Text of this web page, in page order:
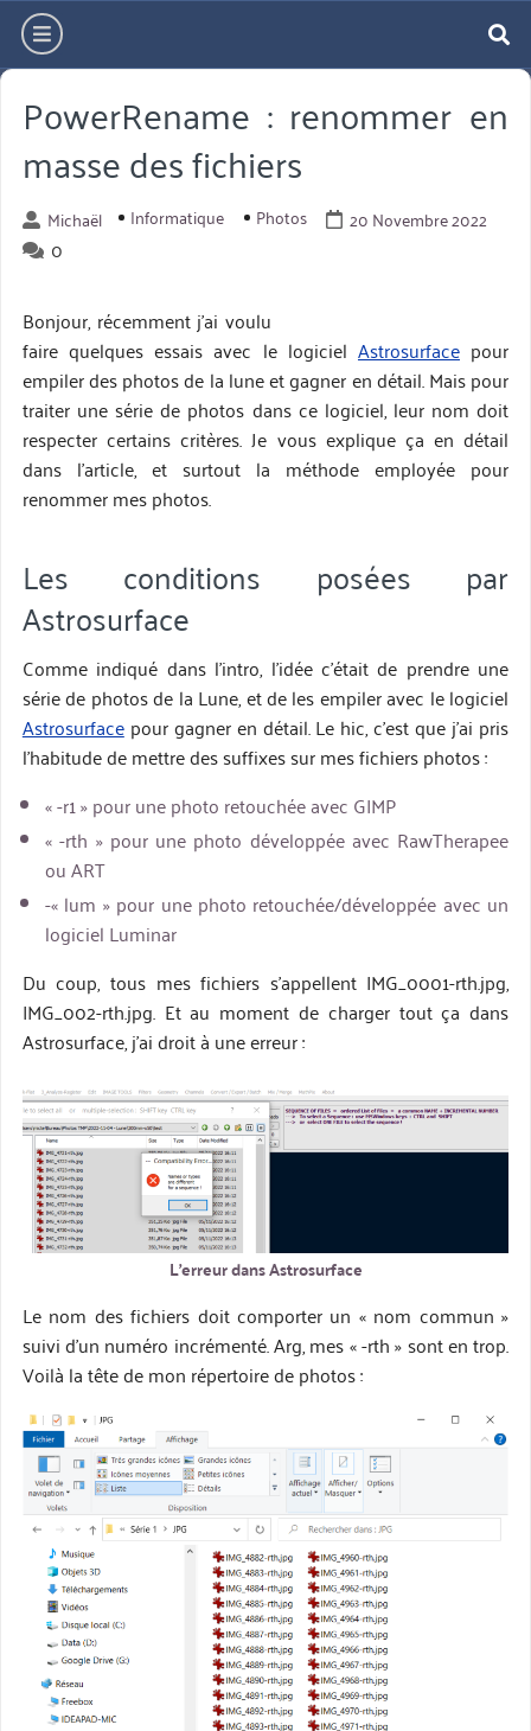
Aller
directement
au
contenu
hamburger
PowerRename : renommer en
masse des fichiers
Michaël Informatique Photos 20 Novembre 2022
0
Bonjour, récemment j’ai voulu
faire quelques essais avec le logiciel Astrosurfacepour
empiler des photos de la lune et gagner en détail. Mais pour
traiter une série de photos dans ce logiciel, leur nom doit
respecter certains critères. Je vous explique ça en détail
dans l’article, et surtout la méthode employée pour
renommer mes photos.
Les conditions posées par
Astrosurface
Comme indiqué dans l’intro, l’idée c’était de prendre une
série de photos de la Lune, et de les empiler avec le logiciel
Astrosurfacepour gagner en détail. Le hic, c’est que j’ai pris
l’habitude de mettre des suffixes sur mes fichiers photos :
« -r1 » pour une photo retouchée avec GIMP
« -rth » pour une photo développée avec RawTherapee
ou ART
-« lum » pour une photo retouchée/développée avec un
logiciel Luminar
Du coup, tous mes fichiers s’appellent IMG_0001-rth.jpg,
IMG_002-rth.jpg. Et au moment de charger tout ça dans
Astrosurface, j’ai droit à une erreur :
L’erreur dans Astrosurface
Le nom des fichiers doit comporter un « nom commun »
suivi d’un numéro incrémenté. Arg, mes « -rth » sont en trop.
Voilà la tête de mon répertoire de photos :